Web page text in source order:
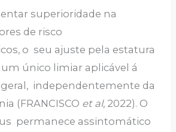
superioridade na
de risco
o seu ajuste pela estatura
único limiar aplicável á
independentemente da
(FRANCISCO et al, 2022). O
permanece assintomático